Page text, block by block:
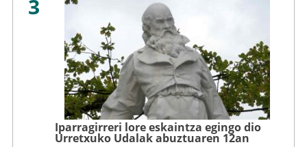
3
Iparragirreri lore eskaintza egingo dio
Urretxuko Udalak abuztuaren 12an